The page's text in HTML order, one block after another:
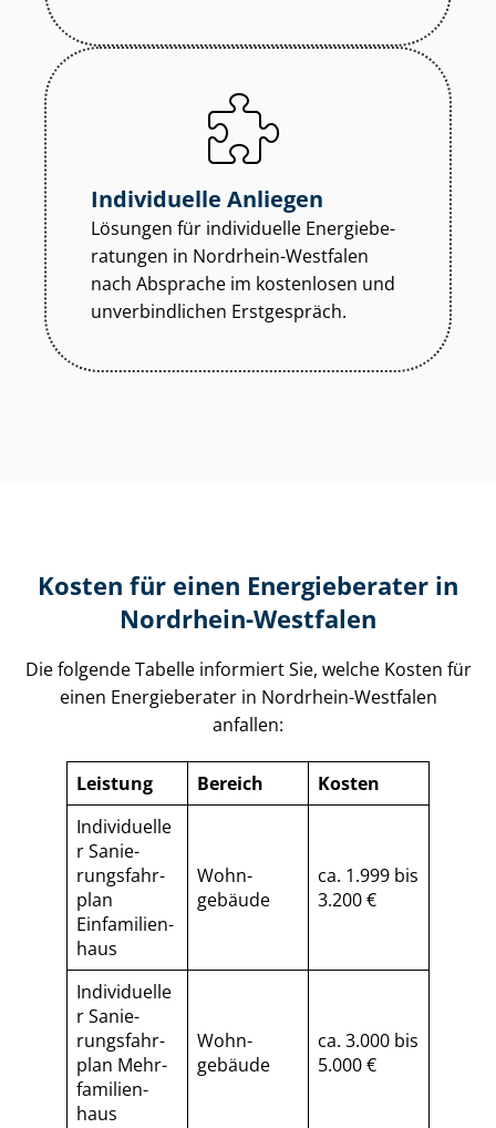
Individuelle Anliegen
Lösungen für individuelle En­er­gie­be­
ra­tun­gen in Nordrhein-Westfalen
nach Absprache im kostenlosen und
unverbindlichen Erstgespräch.
Kosten für einen Energieberater in
Nordrhein-Westfalen
Die folgende Tabelle informiert Sie, welche Kosten für
einen Energieberater in Nordrhein-Westfalen
anfallen:
Leistung Bereich
Kosten
Individuelle
r Sa­nie­
rungs­fahr­
plan
Einfamilien­
haus
Wohn­
gebäude
ca. 1.999 bis
3.200 €
Individuelle
r Sa­nie­
rungs­fahr­
plan Mehr­
fa­mi­li­en­
haus
Wohn­
gebäude
ca. 3.000 bis
5.000 €